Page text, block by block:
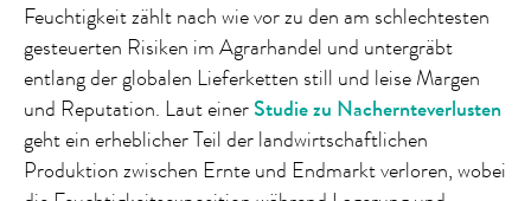
Feuchtigkeit zählt nach wie vor zu den am schlechtesten
gesteuerten Risiken im Agrarhandel und untergräbt
entlang der globalen Lieferketten still und leise Margen
und Reputation. Laut einerStudie zu Nachernteverlusten
geht ein erheblicher Teil der landwirtschaftlichen
Produktion zwischen Ernte und Endmarkt verloren, wobei